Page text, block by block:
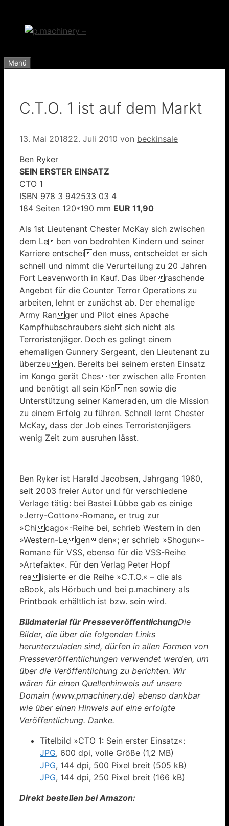
springen
Menü
C.T.O. 1 ist auf dem Markt
13. Mai 201822. Juli 2010 von beckinsale
Ben Ryker
SEIN ERSTER EINSATZ
CTO 1
ISBN 978 3 942533 03 4
184 Seiten 120*190 mm EUR 11,90
Als 1st Lieutenant Chester McKay sich zwischen
dem Leben von bedrohten Kindern und seiner
Karriere entscheiden muss, entscheidet er sich
schnell und nimmt die Verurteilung zu 20 Jahren
Fort Leavenworth in Kauf. Das überraschende
Angebot für die Counter Terror Operations zu
arbeiten, lehnt er zunächst ab. Der ehemalige
Army Ranger und Pilot eines Apache
Kampfhubschraubers sieht sich nicht als
Terroristenjäger. Doch es gelingt einem
ehemaligen Gunnery Sergeant, den Lieutenant zu
überzeugen. Bereits bei seinem ersten Einsatz
im Kongo gerät Chester zwischen alle Fronten
und benötigt all sein Können sowie die
Unterstützung seiner Kameraden, um die Mission
zu einem Erfolg zu führen. Schnell lernt Chester
McKay, dass der Job eines Terroristenjägers
wenig Zeit zum ausruhen lässt.
Ben Ryker ist Harald Jacobsen, Jahrgang 1960,
seit 2003 freier Autor und für verschiedene
Verlage tätig: bei Bastei Lübbe gab es einige
»Jerry-Cotton«-Romane, er trug zur
»Chicago«-Reihe bei, schrieb Western in den
»Western-Legenden«; er schrieb »Shogun«-
Romane für VSS, ebenso für die VSS-Reihe
»Artefakte«. Für den Verlag Peter Hopf
realisierte er die Reihe »C.T.O.« – die als
eBook, als Hörbuch und bei p.machinery als
Printbook erhältlich ist bzw. sein wird.
Bildmaterial für PresseveröffentlichungDie
Bilder, die über die folgenden Links
herunterzuladen sind, dürfen in allen Formen von
Presseveröffentlichungen verwendet werden, um
über die Veröffentlichung zu berichten. Wir
wären für einen Quellenhinweis auf unsere
Domain (www.pmachinery.de) ebenso dankbar
wie über einen Hinweis auf eine erfolgte
Veröffentlichung. Danke.
Titelbild »CTO 1: Sein erster Einsatz«:
JPG, 600 dpi, volle Größe (1,2 MB)
JPG, 144 dpi, 500 Pixel breit (505 kB)
JPG, 144 dpi, 250 Pixel breit (166 kB)
Direkt bestellen bei Amazon: